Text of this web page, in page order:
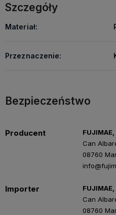
Szczegóły
Materiał:
Przeznaczenie:
Bezpieczeństwo
Producent
FUJIMAE,
Can
08760
Importer
FUJIMAE,
Can
08760